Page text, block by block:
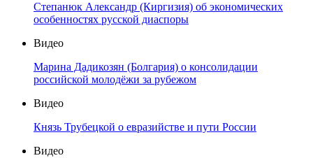
Степанюк Александр (Киргизия) об экономических
особенностях русской диаспоры
Видео
Марина Дадикозян (Болгария) о консолидации
российской молодёжи за рубежом
Видео
Князь Трубецкой о евразийстве и пути России
Видео